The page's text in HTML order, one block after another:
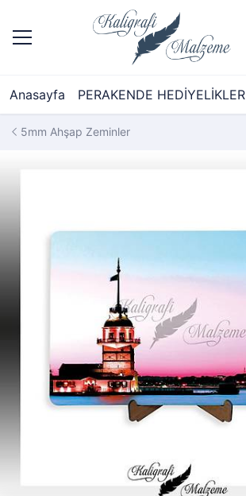
Anasayfa PERAKENDE HEDİYELİKLER
5mm Ahşap Zeminler